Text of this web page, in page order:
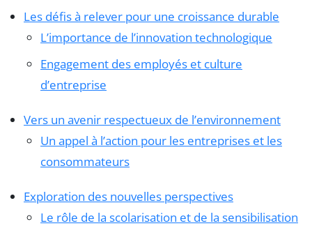
Les défis à relever pour une croissance durable
L’importance de l’innovation technologique
Engagement des employés et culture
d’entreprise
Vers un avenir respectueux de l’environnement
Un appel à l’action pour les entreprises et les
consommateurs
Exploration des nouvelles perspectives
Le rôle de la scolarisation et de la sensibilisation